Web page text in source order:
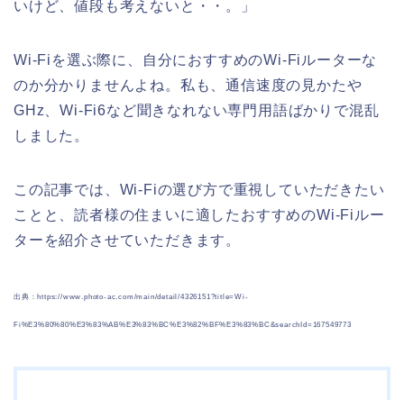
いけど、値段も考えないと・・。」
Wi-Fiを選ぶ際に、自分におすすめのWi-Fiルーターな
のか分かりませんよね。私も、通信速度の見かたや
GHz、Wi-Fi6など聞きなれない専門用語ばかりで混乱
しました。
この記事では、Wi-Fiの選び方で重視していただきたい
ことと、読者様の住まいに適したおすすめのWi-Fiルー
ターを紹介させていただきます。
出典：https://www.photo-ac.com/main/detail/4326151?title=Wi-
Fi%E3%80%80%E3%83%AB%E3%83%BC%E3%82%BF%E3%83%BC&searchId=167549773